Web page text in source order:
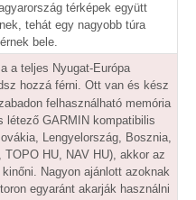
térképek együtt
tehát egy nagyobb túra
bele.
a teljes Nyugat-Európa
hozzá férni. Ott van és kész
felhasználható memória
létező GARMIN kompatibilis
Lengyelország, Bosznia,
TOPO HU, NAV HU), akkor az
Nagyon ajánlott azoknak
egyaránt akarják használni